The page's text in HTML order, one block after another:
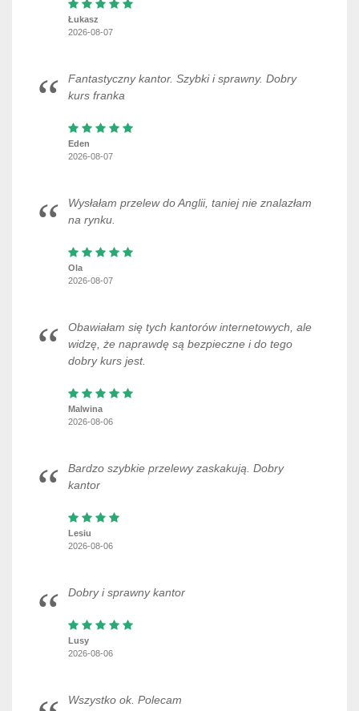
Łukasz
2026-08-07
Fantastyczny kantor. Szybki i sprawny. Dobry
kurs franka
Eden
2026-08-07
Wysłałam przelew do Anglii, taniej nie znalazłam
na rynku.
Ola
2026-08-07
Obawiałam się tych kantorów internetowych, ale
widzę, że naprawdę są bezpieczne i do tego
dobry kurs jest.
Malwina
2026-08-06
Bardzo szybkie przelewy zaskakują. Dobry
kantor
Lesiu
2026-08-06
Dobry i sprawny kantor
Lusy
2026-08-06
Wszystko ok. Polecam